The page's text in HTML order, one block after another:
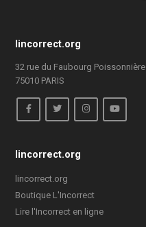
lincorrect.org
32 rue du Faubourg Poissonnière
75010 PARIS
lincorrect.org
lincorrect.org
Boutique L'Incorrect
Lire l'Incorrect en ligne